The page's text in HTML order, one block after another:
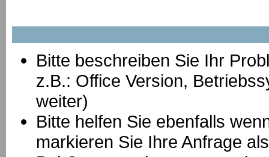
Bitte beschreiben Sie Ihr
z.B.: Office Version,
weiter)
Bitte helfen Sie ebenfalls
markieren Sie Ihre Anfrage